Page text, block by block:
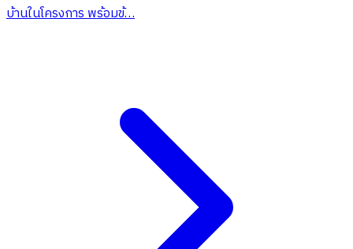
บ้านในโครงการ พร้อมข้…